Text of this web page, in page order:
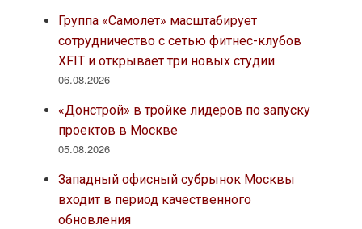
Группа «Самолет» масштабирует
сотрудничество с сетью фитнес-клубов
XFIT и открывает три новых студии
06.08.2026
«Донстрой» в тройке лидеров по запуску
проектов в Москве
05.08.2026
Западный офисный субрынок Москвы
входит в период качественного
обновления